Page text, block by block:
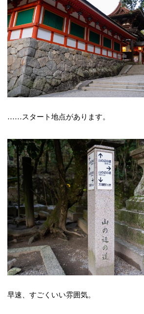
……スタート地点があります。
早速、すごくいい雰囲気。